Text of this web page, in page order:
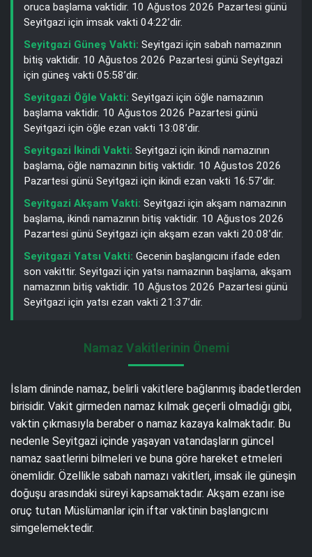
oruca başlama vaktidir. 10 Ağustos 2026 Pazartesi günü
Seyitgazi için imsak vakti 04:22’dir.
Seyitgazi Güneş Vakti: Seyitgazi için sabah namazının
bitiş vaktidir. 10 Ağustos 2026 Pazartesi günü Seyitgazi
için güneş vakti 05:58’dir.
Seyitgazi Öğle Vakti: Seyitgazi için öğle namazının
başlama vaktidir. 10 Ağustos 2026 Pazartesi günü
Seyitgazi için öğle ezan vakti 13:08’dir.
Seyitgazi İkindi Vakti: Seyitgazi için ikindi namazının
başlama, öğle namazının bitiş vaktidir. 10 Ağustos 2026
Pazartesi günü Seyitgazi için ikindi ezan vakti 16:57’dir.
Seyitgazi Akşam Vakti: Seyitgazi için akşam namazının
başlama, ikindi namazının bitiş vaktidir. 10 Ağustos 2026
Pazartesi günü Seyitgazi için akşam ezan vakti 20:08’dir.
Seyitgazi Yatsı Vakti: Gecenin başlangıcını ifade eden
son vakittir. Seyitgazi için yatsı namazının başlama, akşam
namazının bitiş vaktidir. 10 Ağustos 2026 Pazartesi günü
Seyitgazi için yatsı ezan vakti 21:37’dir.
Namaz Vakitlerinin Önemi
İslam dininde namaz, belirli vakitlere bağlanmış ibadetlerden
birisidir. Vakit girmeden namaz kılmak geçerli olmadığı gibi,
vaktin çıkmasıyla beraber o namaz kazaya kalmaktadır. Bu
nedenle Seyitgazi içinde yaşayan vatandaşların güncel
namaz saatlerini bilmeleri ve buna göre hareket etmeleri
önemlidir. Özellikle sabah namazı vakitleri, imsak ile güneşin
doğuşu arasındaki süreyi kapsamaktadır. Akşam ezanı ise
oruç tutan Müslümanlar için iftar vaktinin başlangıcını
simgelemektedir.